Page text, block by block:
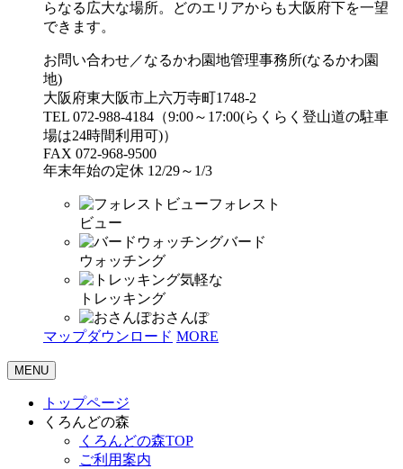
らなる広大な場所。どのエリアからも大阪府下を一望
できます。
お問い合わせ／なるかわ園地管理事務所(なるかわ園
地)
大阪府東大阪市上六万寺町1748-2
TEL 072-988-4184（9:00～17:00(らくらく登山道の駐車
場は24時間利用可)）
FAX 072-968-9500
年末年始の定休 12/29～1/3
フォレスト
ビュー
バード
ウォッチング
気軽な
トレッキング
おさんぽ
マップダウンロード MORE
MENU
トップページ
くろんどの森
くろんどの森TOP
ご利用案内